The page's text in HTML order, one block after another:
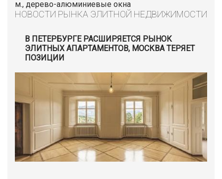
м., дерево-алюминиевые окна
НОВОСТИ РЫНКА ЭЛИТНОЙ НЕДВИЖИМОСТИ
В ПЕТЕРБУРГЕ РАСШИРЯЕТСЯ РЫНОК
ЭЛИТНЫХ АПАРТАМЕНТОВ, МОСКВА ТЕРЯЕТ
ПОЗИЦИИ